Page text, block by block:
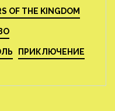
OF THE KINGDOM
ПРИКЛЮЧЕНИЕ